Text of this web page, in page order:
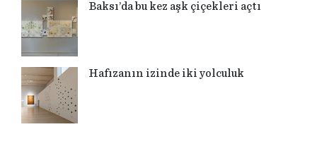
Baksı’da bu kez aşk çiçekleri açtı
Hafızanın izinde iki yolculuk